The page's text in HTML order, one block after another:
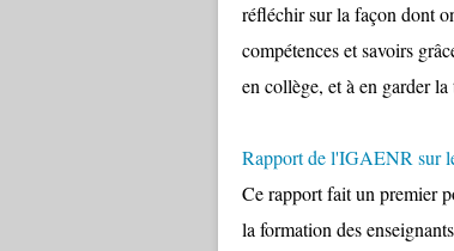
réfléchir sur la façon dont
compétences et savoirs
en collège, et à en garder
Rapport de l'IGAENR sur
Ce rapport fait un premier
la formation des